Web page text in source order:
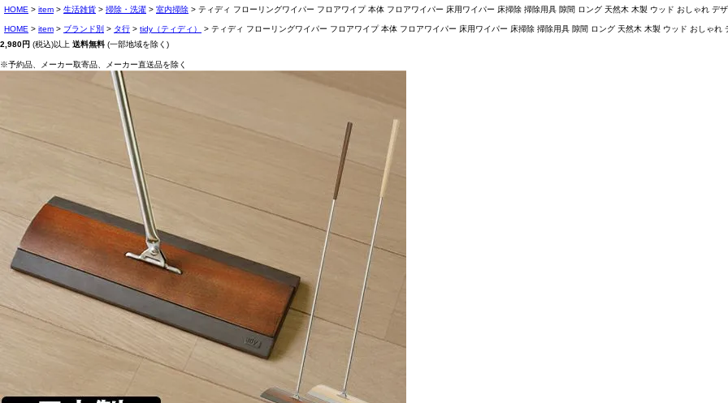
HOME item 生活雑貨 掃除・洗濯 室内掃除 ティディ フローリングワイパー フロアワイプ 本体 フロアワイパー 床用ワイパー 床掃除 掃除用具 隙間 ロング 天然木 木製 ウッド おしゃれ
HOME item ブランド別 タ行 tidy（ティディ）
ティディ フローリングワイパー フロアワイプ 本体 フロアワイパー 床用ワイパー 床掃除 掃除用具 隙間 ロング 天然木 木製 ウッド おしゃ
2,980円 (税込)以上 送料無料 (一部地域を除く)
※予約品、メーカー取寄品、メーカー直送品を除く